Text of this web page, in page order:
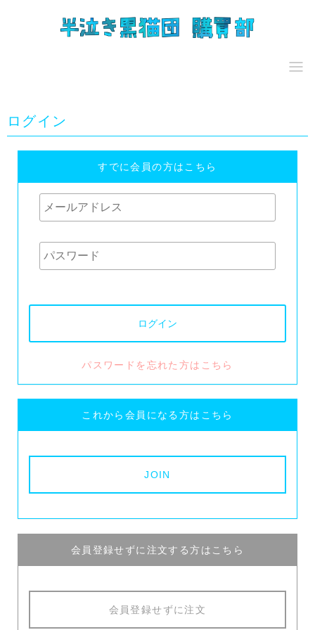
ログイン
すでに会員の方はこちら
パスワードを忘れた方はこちら
これから会員になる方はこちら
会員登録せずに注文する方はこちら